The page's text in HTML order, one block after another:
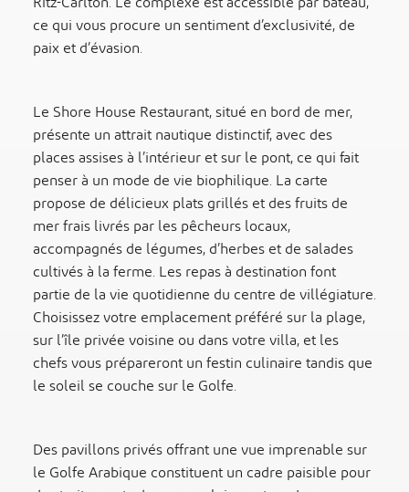
ce qui vous procure un sentiment d’exclusivité, de
paix et d’évasion.
Le Shore House Restaurant, situé en bord de mer,
présente un attrait nautique distinctif, avec des
places assises à l’intérieur et sur le pont, ce qui fait
penser à un mode de vie biophilique. La carte
propose de délicieux plats grillés et des fruits de
mer frais livrés par les pêcheurs locaux,
accompagnés de légumes, d’herbes et de salades
cultivés à la ferme. Les repas à destination font
partie de la vie quotidienne du centre de villégiature.
Choisissez votre emplacement préféré sur la plage,
sur l’île privée voisine ou dans votre villa, et les
chefs vous prépareront un festin culinaire tandis que
le soleil se couche sur le Golfe.
Des pavillons privés offrant une vue imprenable sur
le Golfe Arabique constituent un cadre paisible pour